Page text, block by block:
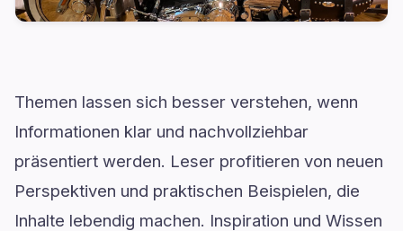
Themen lassen sich besser verstehen, wenn
Informationen klar und nachvollziehbar
präsentiert werden. Leser profitieren von neuen
Perspektiven und praktischen Beispielen, die
Inhalte lebendig machen. Inspiration und Wissen